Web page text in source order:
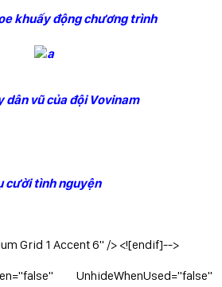
khuấy động chương trình
dân vũ của đội Vovinam
cười tình nguyện
Grid 1 Accent 6" /> <![endif]-->
UnhideWhenUsed="false"